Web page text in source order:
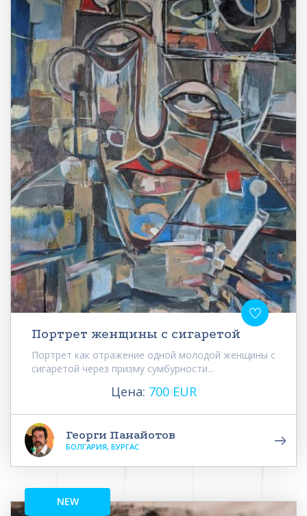
Портрет женщины с сигаретой
Портрет как отражение одной молодой женщины с
сигаретой через призму сумбурности...
Цена: 700 EUR
Георги Панайотов
БОЛГАРИЯ, БУРГАС
NEW